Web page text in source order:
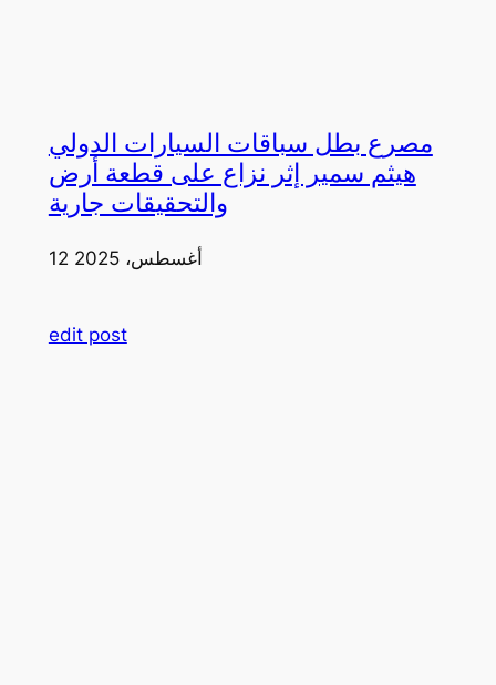
مصرع بطل سباقات السيارات الدولي
هيثم سمير إثر نزاع على قطعة أرض
والتحقيقات جارية
12 أغسطس، 2025
edit post